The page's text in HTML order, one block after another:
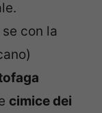
con la
cimice dei